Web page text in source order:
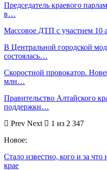
Председатель краевого
в…
Массовое ДТП с участием 10
В Центральной городской
состоялась…
Скоростной провокатор.
млн…
Правительство Алтайского
поддержки…
Prev Next
1 из 2 347
Новое:
Стало известно, кого и за
крае